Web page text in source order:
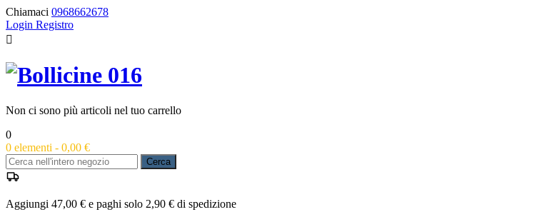
Chiamaci 0968662678
Login Registro

Non ci sono più articoli nel tuo carrello
0
0 elementi - 0,00 €
Cerca
Aggiungi 47,00 € e paghi solo 2,90 € di spedizione